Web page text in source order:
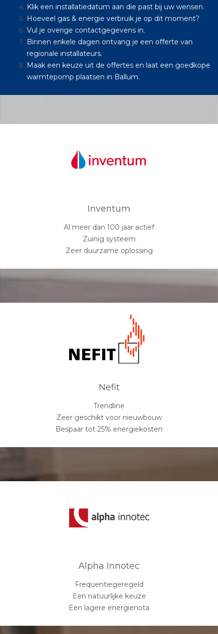
Klik een installatiedatum aan die past bij uw wensen.
Hoeveel gas & energie verbruik je op dit moment?
Vul je overige contactgegevens in.
Binnen enkele dagen ontvang je een offerte van
regionale installateurs.
Maak een keuze uit de offertes en laat een goedkope
warmtepomp plaatsen in Ballum.
Inventum
Al meer dan 100 jaar actief
Zuinig systeem
Zeer duurzame oplossing
Nefit
Trendline
Zeer geschikt voor nieuwbouw
Bespaar tot 25% energiekosten
Alpha Innotec
Frequentiegeregeld
Een natuurlijke keuze
Een lagere energienota